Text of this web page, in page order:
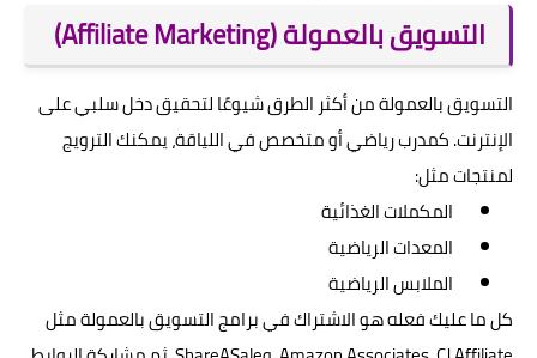
التسويق بالعمولة (Affiliate Marketing)
التسويق بالعمولة من أكثر الطرق شيوعًا لتحقيق دخل سلبي على
الإنترنت. كمدرب رياضي أو متخصص في اللياقة، يمكنك الترويج
لمنتجات مثل:
المكملات الغذائية
المعدات الرياضية
الملابس الرياضية
كل ما عليك فعله هو الاشتراك في برامج التسويق بالعمولة مثل